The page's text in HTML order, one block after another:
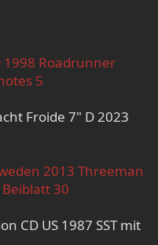
1998 Roadrunner
5
Froide 7" D 2023
2013 Threeman
30
CD US 1987 SST mit